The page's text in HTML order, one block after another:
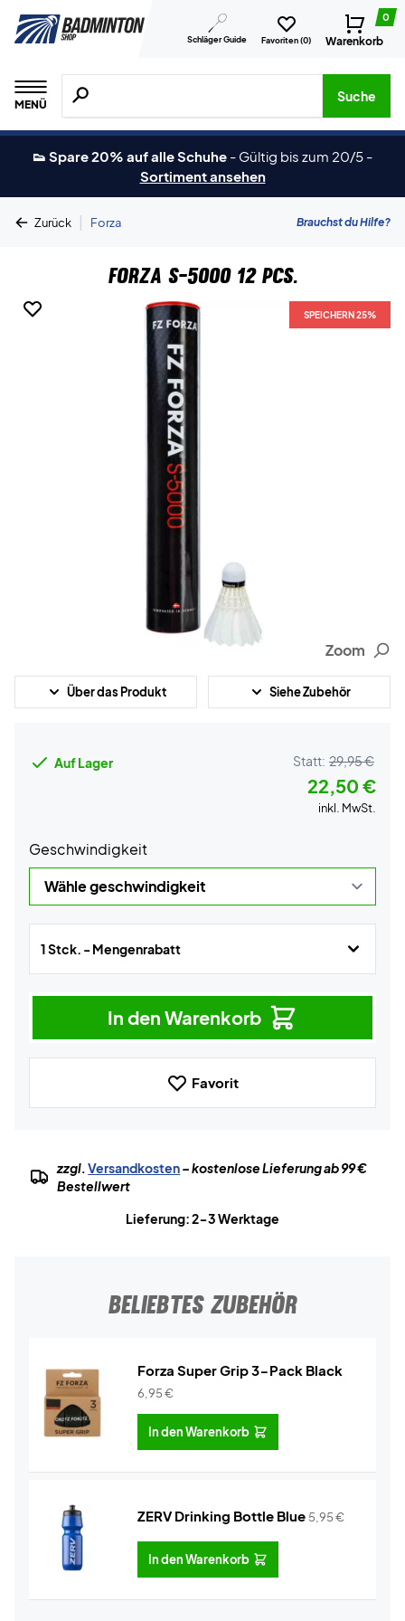
Schläger Guide Favoriten (0)
0
Warenkorb
MENÜ
Suche nach Produkten, Marken usw.
Suche
👟 Spare 20% auf alle Schuhe - Gültig bis zum 20/5 -
Sortiment ansehen
Zurück | Forza Brauchst du Hilfe?
Forza S-5000 12 pcs.
SPEICHERN 25%
Zoom
Über das Produkt Siehe Zubehör
Auf Lager Statt: 29,95 €
22,50 €
inkl. MwSt.
Geschwindigkeit
1 Stck. - Mengenrabatt
In den Warenkorb
Favorit
zzgl.Versandkosten– kostenlose Lieferung ab 99 €
Bestellwert
Lieferung: 2-3 Werktage
BELIEBTES ZUBEHÖR
Forza Super Grip 3-Pack Black
6,95€
In den Warenkorb
ZERV Drinking Bottle Blue 5,95€
In den Warenkorb